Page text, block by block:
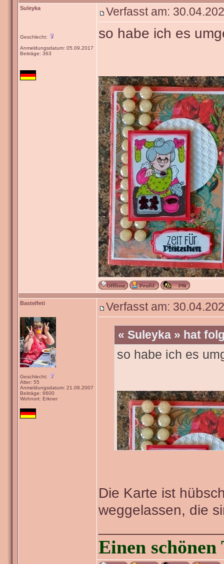
Suleyka
Geschlecht:
Anmeldungsdatum: 05.09.2017
Beiträge: 363
Verfasst am:
so habe ich es
Bastelfeti
Geschlecht:
Alter: 55
Anmeldungsdatum: 21.08.2007
Beiträge: 6600
Wohnort: Erkner
Verfasst am:
« Suleyka » hat
so habe ich es
Die Karte ist
weggelassen, die
Einen